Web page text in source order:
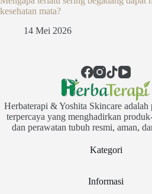
kesehatan mata?
14 Mei 2026
Herbaterapi & Yoshita Skincare adalah
terpercaya yang menghadirkan
dan perawatan tubuh resmi, aman,
Kategori
Informasi